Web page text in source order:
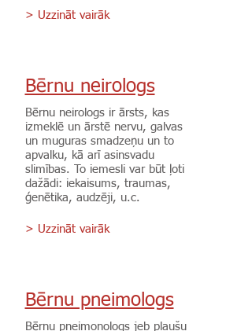
> Uzzināt vairāk
Bērnu neirologs
Bērnu neirologs ir ārsts, kas
izmeklē un ārstē nervu, galvas
un muguras smadzeņu un to
apvalku, kā arī asinsvadu
slimības. To iemesli var būt ļoti
dažādi: iekaisums, traumas,
ģenētika, audzēji, u.c.
> Uzzināt vairāk
Bērnu pneimologs
Bērnu pneimonologs jeb plaušu